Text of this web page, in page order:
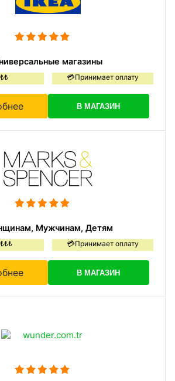
магазины
💳Принимает оплату
В МАГАЗИН
Мужчинам, Детям
💳Принимает оплату
В МАГАЗИН